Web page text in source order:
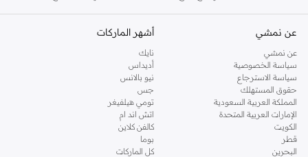
كنت تقومين بتجديد خزانة ملابسك الملائمة للعمل، البحث عن فستان مثالي للحفلات او
اليه.
تسوقي دوروثي بيركنز اون لاين مسقط
تسوقي دوروثي بيركنز اون لاين من نمشي واستمتعي باكثر من الف ستايل من مجموعة
دوروثي بيركنز الشهيرة. تصفحي المجموعة كاملة في متجر دوروثي بيركنز اون لاين او
استخدمي القائمة لتحديد تجربة تسوق دوروثي بيركنز اون لاين. خدمة التوصيل السريعة
والدعم الاستثنائي يضمن لك تجربة تسوق ممتعة دائما مع نمشي.
عن نمشي
عن نمشي
سياسة الخصوصية
سياسة الاسترجاع
حقوق المستهلك
المملكة العربية السعودية
الإمارات العربية المتحدة
الكويت
قطر
البحرين
أشهر الماركات
نايك
أديداس
نيو بالانس
جس
تومي هيلفيغر
اتش اند ام
كالفن كلاين
بوما
كل الماركات